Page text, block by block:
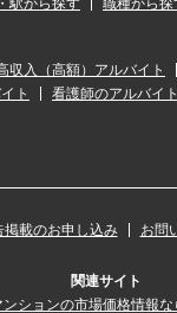
駅から探す 職種から探
収入（高額）アルバイト
ト
看護師のアルバイト
掲載のお申し込み お問
関連サイト
ションの市場価格情報な